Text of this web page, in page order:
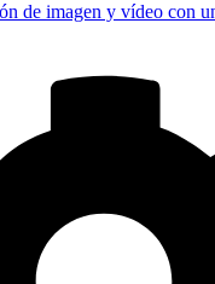
de imagen y vídeo con